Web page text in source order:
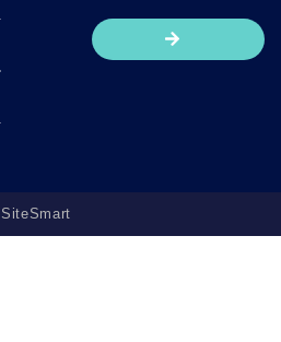
SiteSmart